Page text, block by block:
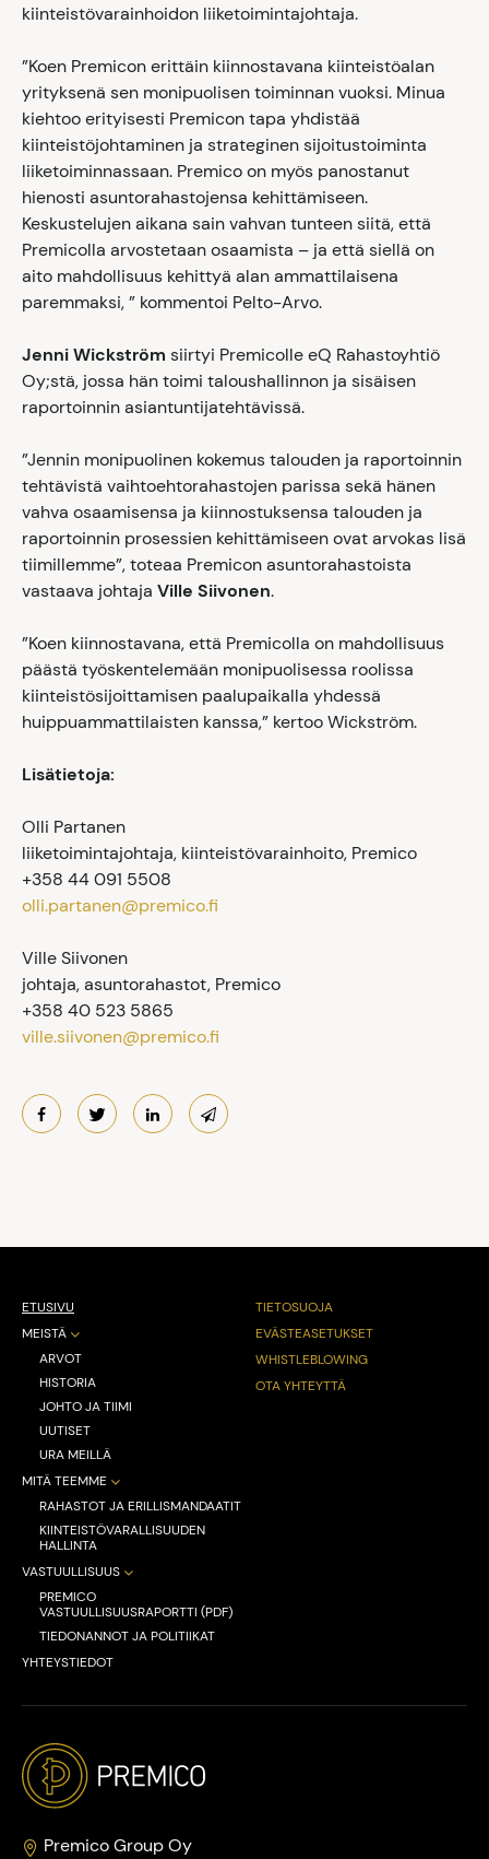
kiinteistövarainhoidon liiketoimintajohtaja.
”Koen Premicon erittäin kiinnostavana kiinteistöalan
yrityksenä sen monipuolisen toiminnan vuoksi. Minua
kiehtoo erityisesti Premicon tapa yhdistää
kiinteistöjohtaminen ja strateginen sijoitustoiminta
liiketoiminnassaan. Premico on myös panostanut
hienosti asuntorahastojensa kehittämiseen.
Keskustelujen aikana sain vahvan tunteen siitä, että
Premicolla arvostetaan osaamista – ja että siellä on
aito mahdollisuus kehittyä alan ammattilaisena
paremmaksi, ” kommentoi Pelto-Arvo.
Jenni Wickström siirtyi Premicolle eQ Rahastoyhtiö
Oy;stä, jossa hän toimi taloushallinnon ja sisäisen
raportoinnin asiantuntijatehtävissä.
”Jennin monipuolinen kokemus talouden ja raportoinnin
tehtävistä vaihtoehtorahastojen parissa sekä hänen
vahva osaamisensa ja kiinnostuksensa talouden ja
raportoinnin prosessien kehittämiseen ovat arvokas lisä
tiimillemme”, toteaa Premicon asuntorahastoista
vastaava johtaja Ville Siivonen.
”Koen kiinnostavana, että Premicolla on mahdollisuus
päästä työskentelemään monipuolisessa roolissa
kiinteistösijoittamisen paalupaikalla yhdessä
huippuammattilaisten kanssa,” kertoo Wickström.
Lisätietoja:
Olli Partanen
liiketoimintajohtaja, kiinteistövarainhoito, Premico
+358 44 091 5508
olli.partanen@premico.fi
Ville Siivonen
johtaja, asuntorahastot, Premico
+358 40 523 5865
ville.siivonen@premico.fi
ETUSIVU
MEISTÄ
ARVOT
HISTORIA
JOHTO JA TIIMI
UUTISET
URA MEILLÄ
MITÄ TEEMME
RAHASTOT JA ERILLISMANDAATIT
KIINTEISTÖVARALLISUUDEN
HALLINTA
VASTUULLISUUS
PREMICO
VASTUULLISUUSRAPORTTI (PDF)
TIEDONANNOT JA POLITIIKAT
YHTEYSTIEDOT
TIETOSUOJA
EVÄSTEASETUKSET
WHISTLEBLOWING
OTA YHTEYTTÄ
Premico Group Oy